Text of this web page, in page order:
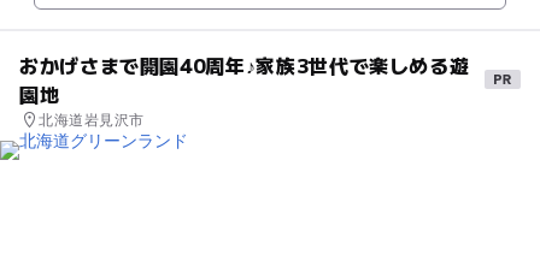
おかげさまで開園40周年♪家族3世代で楽しめる遊
園地
北海道岩見沢市